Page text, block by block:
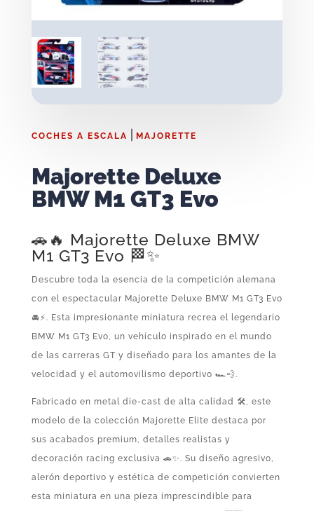
COCHES A ESCALA MAJORETTE
Majorette Deluxe
BMW M1 GT3 Evo
🚗🔥 Majorette Deluxe BMW
M1 GT3 Evo 🏁✨
Descubre toda la esencia de la competición alemana
con el espectacular Majorette Deluxe BMW M1 GT3 Evo
🚘⚡. Esta impresionante miniatura recrea el legendario
BMW M1 GT3 Evo, un vehículo inspirado en el mundo
de las carreras GT y diseñado para los amantes de la
velocidad y el automovilismo deportivo 🏎️💨.
Fabricado en metal die-cast de alta calidad 🛠️, este
modelo de la colección Majorette Elite destaca por
sus acabados premium, detalles realistas y
decoración racing exclusiva 🚗✨. Su diseño agresivo,
alerón deportivo y estética de competición convierten
esta miniatura en una pieza imprescindible para